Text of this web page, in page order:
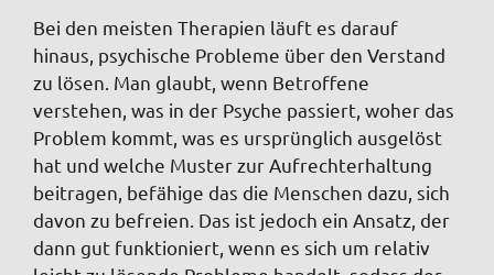
Bei den meisten Therapien läuft es darauf
hinaus, psychische Probleme über den Verstand
zu lösen. Man glaubt, wenn Betroffene
verstehen, was in der Psyche passiert, woher das
Problem kommt, was es ursprünglich ausgelöst
hat und welche Muster zur Aufrechterhaltung
beitragen, befähige das die Menschen dazu, sich
davon zu befreien. Das ist jedoch ein Ansatz, der
dann gut funktioniert, wenn es sich um relativ